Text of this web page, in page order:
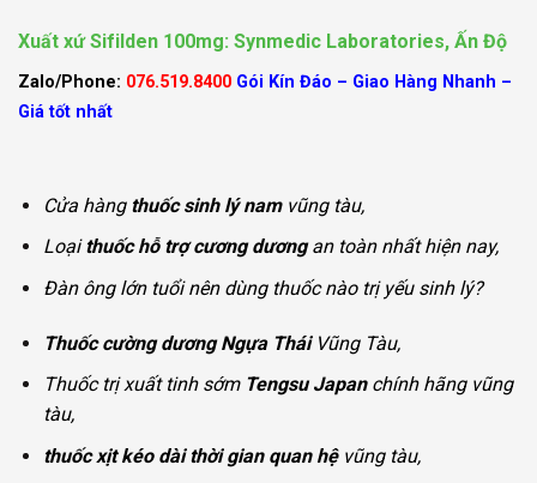
Xuất xứ Sifilden 100mg: Synmedic Laboratories, Ấn Độ
Zalo/Phone: 076.519.8400 Gói Kín Đáo – Giao Hàng Nhanh –
Giá tốt nhất
Cửa hàng thuốc sinh lý namvũng tàu,
Loạithuốc hỗ trợ cương dươngan toàn nhất hiện nay,
Đàn ông lớn tuổi nên dùng thuốc nào trị yếu sinh lý?
Thuốc cường dương Ngựa TháiVũng Tàu,
Thuốc trị xuất tinh sớm Tengsu Japanchính hãng vũng
tàu,
thuốc xịt kéo dài thời gian quan hệvũng tàu,